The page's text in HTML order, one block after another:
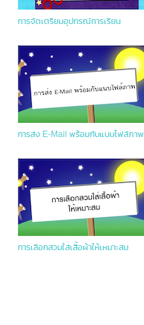
การจัดเตรียมอุปกรณ์การเรียน
การส่ง E-Mail พร้อมกับแนบไฟล์ภาพ
การเลือกสวมใส่เสื้อผ้าให้เหมาะสม